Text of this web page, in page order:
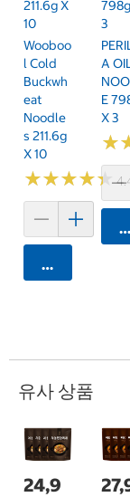
211.6g X
10
Wooboo
L Cold
Buckwh
Eat
Noodle
S 211.6g
X 10
★★★★★
★★★★★
카트에 담기
3
A
E
X 3
★
★
유사 상품
24,9